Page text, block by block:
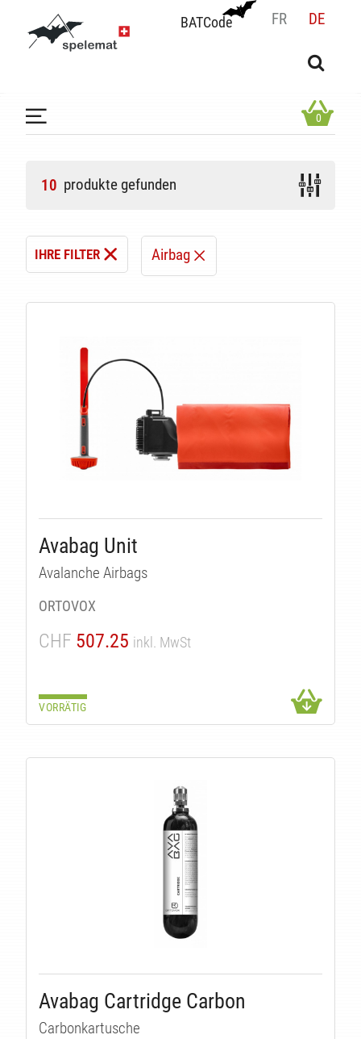
BATCode FR DE
BATCode
OK
0
10 produkte gefunden
IHRE FILTER Airbag
Avabag Unit
Avalanche Airbags
ORTOVOX
CHF 507.25 inkl. MwSt
VORRÄTIG
Avabag Cartridge Carbon
Carbonkartusche